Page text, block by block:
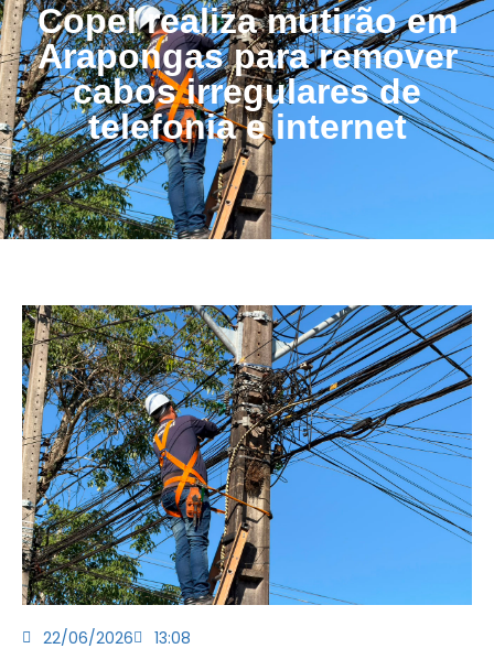
Copel realiza mutirão em
Arapongas para remover
cabos irregulares de
telefonia e internet
22/06/2026 13:08